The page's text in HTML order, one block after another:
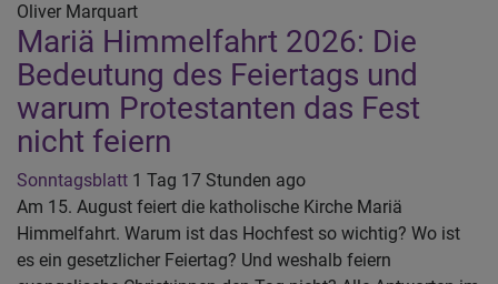
Oliver Marquart
Mariä Himmelfahrt 2026: Die
Bedeutung des Feiertags und
warum Protestanten das Fest
nicht feiern
Sonntagsblatt 1 Tag 17 Stunden ago
Am 15. August feiert die katholische Kirche Mariä
Himmelfahrt. Warum ist das Hochfest so wichtig? Wo ist
es ein gesetzlicher Feiertag? Und weshalb feiern